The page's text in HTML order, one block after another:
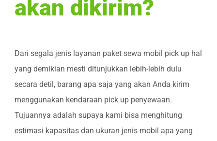
akan dikirim?
Dari segala jenis layanan paket sewa mobil pick up hal
yang demikian mesti ditunjukkan lebih-lebih dulu
secara detil, barang apa saja yang akan Anda kirim
menggunakan kendaraan pick up penyewaan.
Tujuannya adalah supaya kami bisa menghitung
estimasi kapasitas dan ukuran jenis mobil apa yang